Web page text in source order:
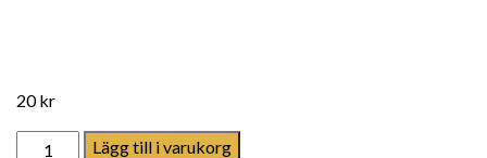
20kr
Hallonsaft- Fika of Sweden mängd
Lägg till i varukorg